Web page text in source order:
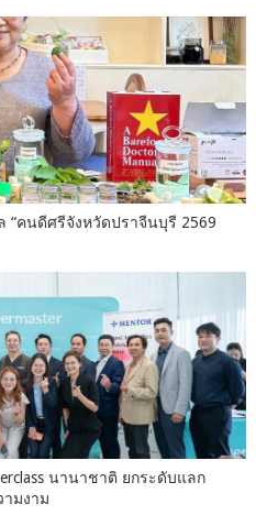
“คนดีศรีจังหวัดปราจีนบุรี 2569
นานาชาติ ยกระดับแลก
มงาม